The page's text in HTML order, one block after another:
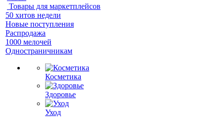
Товары для маркетплейсов
50 хитов недели
Новые поступления
Распродажа
1000 мелочей
Одностраничникам
Косметика
Здоровье
Уход